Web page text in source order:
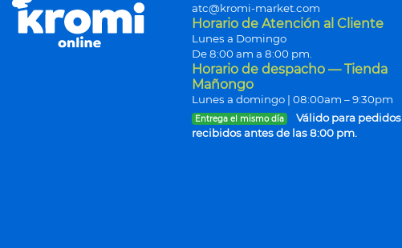
atc@kromi-market.com
Horario de Atención al Cliente
Lunes a Domingo
De 8:00 am a 8:00 pm.
Horario de despacho — Tienda
Mañongo
Lunes a domingo | 08:00am – 9:30pm
Entrega el mismo día
Válido para pedidos
recibidos antes de las 8:00 pm.